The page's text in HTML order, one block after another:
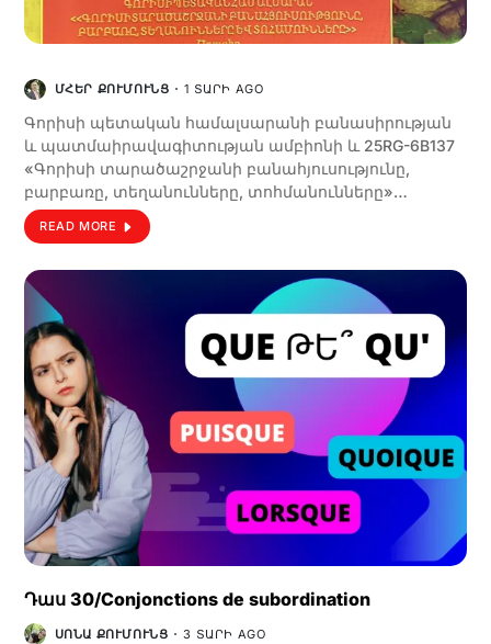
ՄՀԵՐ ՔՈՒՄՈՒՆՑ 1 ՏԱՐԻ AGO
Գորիսի պետական համալսարանի բանասիրության
և պատմաիրավագիտության ամբիոնի և 25RG-6B137
«Գորիսի տարածաշրջանի բանահյուսությունը,
բարբառը, տեղանունները, տոհմանունները»…
READ MORE
Դաս 30/Conjonctions de subordination
ՍՈՆԱ ՔՈՒՄՈՒՆՑ 3 ՏԱՐԻ AGO